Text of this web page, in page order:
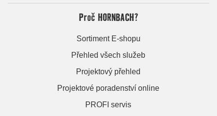
Proč HORNBACH?
Sortiment E-shopu
Přehled všech služeb
Projektový přehled
Projektové poradenství online
PROFI servis